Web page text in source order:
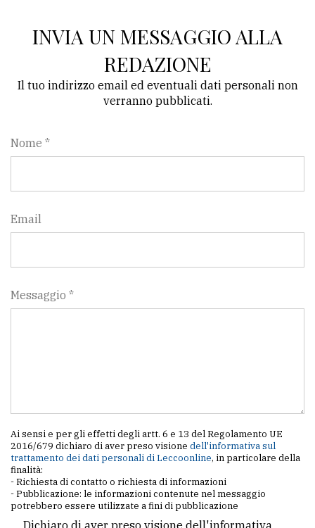
INVIA UN MESSAGGIO ALLA
REDAZIONE
Il tuo indirizzo email ed eventuali dati personali non
verranno pubblicati.
Nome *
Email
Messaggio *
Ai sensi e per gli effetti degli artt. 6 e 13 del Regolamento UE
2016/679 dichiaro di aver preso visione dell'informativa sul
trattamento dei dati personali di Leccoonline, in particolare della
finalità:
- Richiesta di contatto o richiesta di informazioni
- Pubblicazione: le informazioni contenute nel messaggio
potrebbero essere utilizzate a fini di pubblicazione
Dichiaro di aver preso visione dell'informativa